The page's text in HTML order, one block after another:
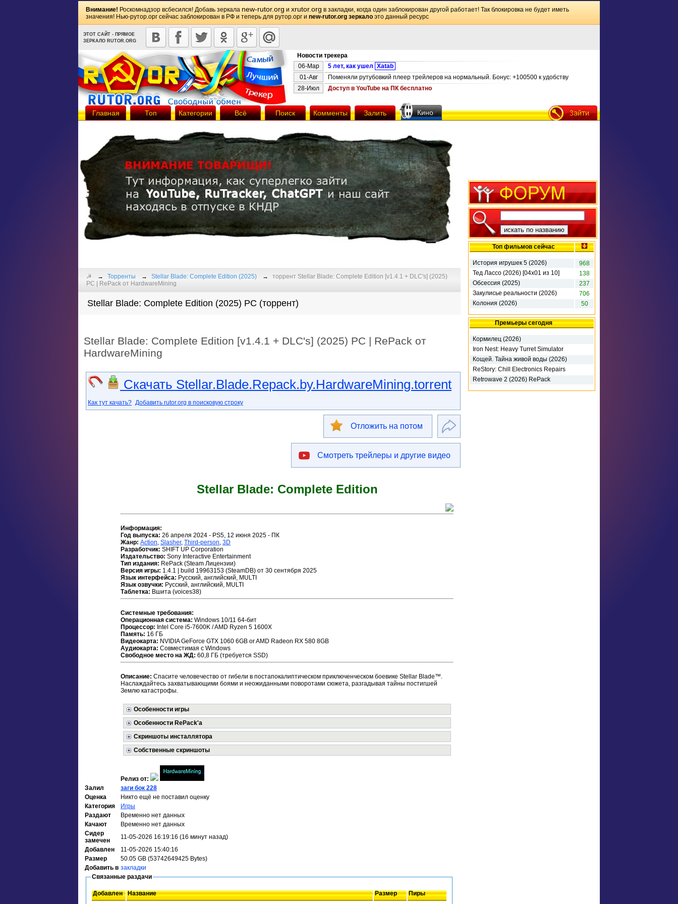
Внимание! Роскомнадзор всбесился! Добавь зеркала new-rutor.org и xrutor.org в закладки, когда один заблокирован другой работает! Так блокировка не будет иметь
значения! Нью-рутор.орг сейчас заблокирован в РФ и теперь для рутор.орг и new-rutor.org зеркало это данный ресурс
ЭТОТ САЙТ - ПРЯМОЕ
ЗЕРКАЛО RUTOR.ORG
Новости трекера
06-Мар
5 лет, как ушел Xatab
01-Авг
Поменяли рутубовкий плеер трейлеров на нормальный. Бонус: +100500 к удобству
28-Июл
Доступ в YouTube на ПК бесплатно
Главная Топ Категории Всё Поиск Комменты Залить Кино
☭ Торренты Stellar Blade: Complete Edition (2025)
торрент Stellar Blade: Complete Edition [v1.4.1 + DLC's] (2025)
PC | RePack от HardwareMining
Stellar Blade: Complete Edition (2025) PC (торрент)
Stellar Blade: Complete Edition [v1.4.1 + DLC's] (2025) PC | RePack от
HardwareMining
Скачать Stellar.Blade.Repack.by.HardwareMining.torrent
Как тут качать? Добавить rutor.org в поисковую строку
Отложить на потом
Смотреть трейлеры и другие видео
Stellar Blade: Complete Edition
Информация:
Год выпуска: 26 апреля 2024 - PS5, 12 июня 2025 - ПК
Жанр: Action, Slasher, Third-person, 3D
Разработчик: SHIFT UP Corporation
Издательство: Sony Interactive Entertainment
Тип издания: RePack (Steam Лицензии)
Версия игры: 1.4.1 | build 19963153 (SteamDB) от 30 сентября 2025
Язык интерфейса: Русский, английский, MULTI
Язык озвучки: Русский, английский, MULTI
Таблетка: Вшита (voices38)
Системные требования:
Операционная система: Windows 10/11 64-бит
Процессор: Intel Core i5-7600K / AMD Ryzen 5 1600X
Память: 16 ГБ
Видеокарта: NVIDIA GeForce GTX 1060 6GB or AMD Radeon RX 580 8GB
Аудиокарта: Совместимая с Windows
Свободное место на ЖД: 60,8 ГБ (требуется SSD)
Описание: Спасите человечество от гибели в постапокалиптическом приключенческом боевике Stellar Blade™.
Наслаждайтесь захватывающими боями и неожиданными поворотами сюжета, разгадывая тайны постигшей
Землю катастрофы.
Особенности игры
Особенности RePack'a
Скриншоты инсталлятора
Собственные скриншоты
Релиз от:
Залил
заги бок 228
Оценка
Никто ещё не поставил оценку
Категория
Игры
Раздают
Временно нет данных
Качают
Временно нет данных
Сидер
замечен
11-05-2026 16:19:16 (16 минут назад)
Добавлен
11-05-2026 15:40:16
Размер
50.05 GB (53742649425 Bytes)
Добавить в закладки
Связанные раздачи
Добавлен Название Размер Пиры
Топ фильмов сейчас
История игрушек 5 (2026)
968
Тед Лассо (2026) [04х01 из 10]
138
Обсессия (2025)
237
Закулисье реальности (2026)
706
Колония (2026)
50
Премьеры сегодня
Кормилец (2026)
Iron Nest: Heavy Turret Simulator
(2026) RePack
Кощей. Тайна живой воды (2026)
ReStory: Chill Electronics Repairs
(2026) RePack
Retrowave 2 (2026) RePack